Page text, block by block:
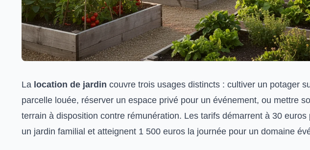
La location de jardin couvre trois usages distincts : cultiver un potager
parcelle louée, réserver un espace privé pour un événement, ou mettre
terrain à disposition contre rémunération. Les tarifs démarrent à 30 euros
un jardin familial et atteignent 1 500 euros la journée pour un domaine